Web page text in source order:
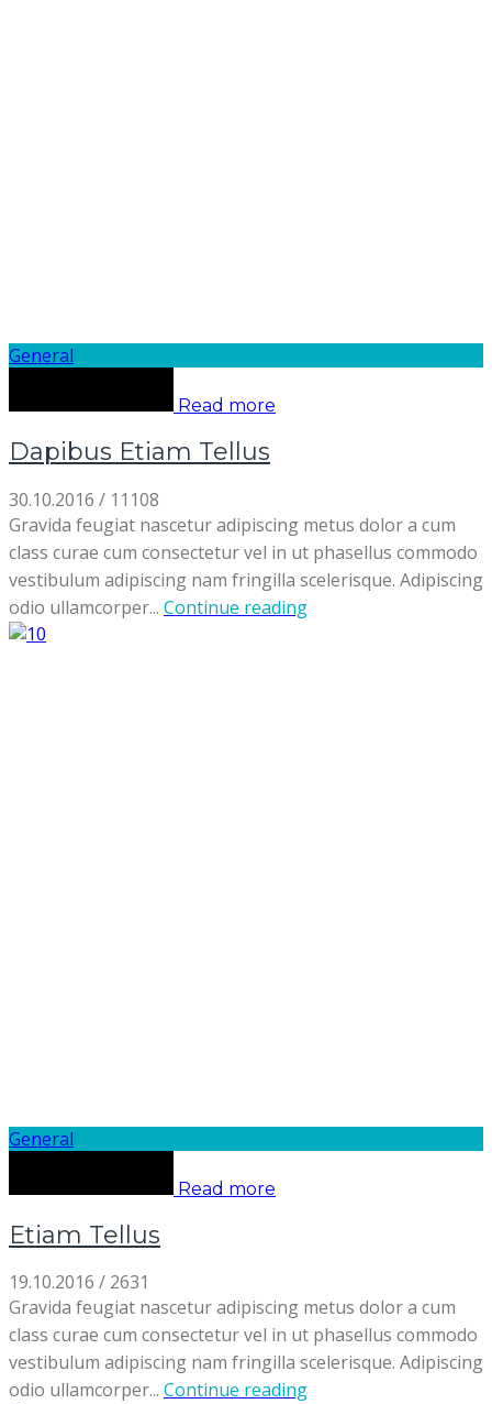
General
Read more
Dapibus Etiam Tellus
30.10.2016 / 11108
Gravida feugiat nascetur adipiscing metus dolor a cum
class curae cum consectetur vel in ut phasellus commodo
vestibulum adipiscing nam fringilla scelerisque. Adipiscing
odio ullamcorper... Continue reading
General
Read more
Etiam Tellus
19.10.2016 / 2631
Gravida feugiat nascetur adipiscing metus dolor a cum
class curae cum consectetur vel in ut phasellus commodo
vestibulum adipiscing nam fringilla scelerisque. Adipiscing
odio ullamcorper... Continue reading